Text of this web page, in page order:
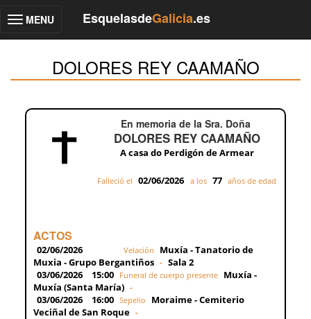
Toggle
MENU EsquelasdeGalicia.es
DOLORES REY CAAMAÑO
En memoria de la Sra. Doña
DOLORES REY CAAMAÑO
A casa do Perdigón de Armear
Falleció el 02/06/2026 a los 77 años de edad
ACTOS
02/06/2026 Velación
Muxía - Tanatorio de
Muxia - Grupo Bergantiños - Sala 2
03/06/2026
15:00 Funeral de cuerpo presente Muxía -
Muxía (Santa María) -
03/06/2026 16:00 Sepelio
Moraime - Cemiterio
Veciñal de San Roque -